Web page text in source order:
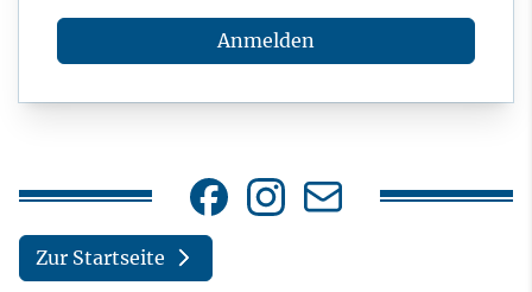
Anmelden
Zur Startseite